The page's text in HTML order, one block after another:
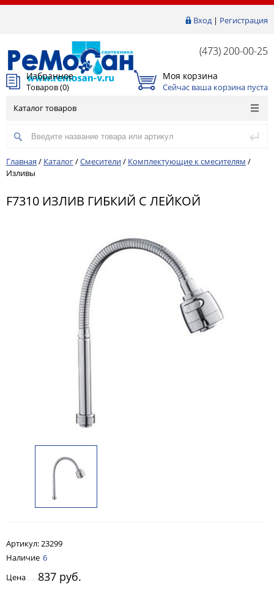
Вход| Регистрация
(473) 200-00-25
Избранное
Товаров (0)
Моя корзина
Сейчас ваша корзина пуста
Каталог товаров
Главная / Каталог/Смесители/ Комплектующие к смесителям /
Изливы
F7310 ИЗЛИВ ГИБКИЙ С ЛЕЙКОЙ
Артикул: 23299
Наличие 6
Цена
837 руб.